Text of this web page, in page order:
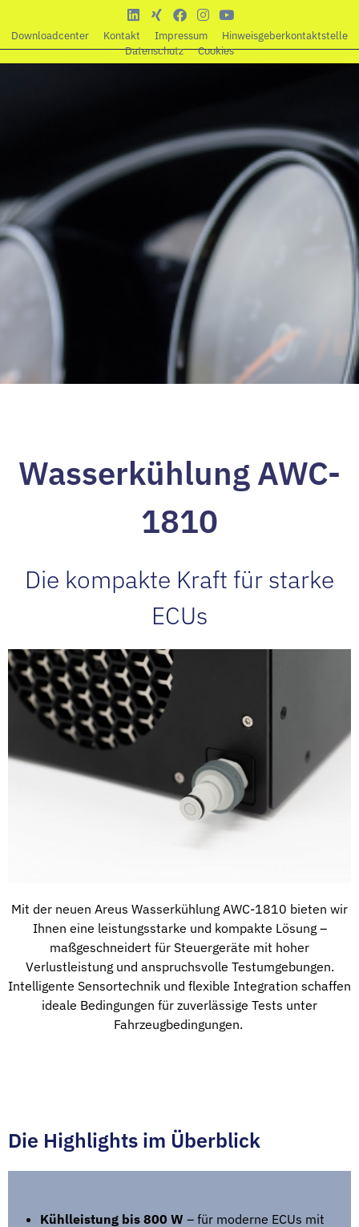
Downloadcenter Kontakt Impressum
Hinweisgeberkontaktstelle
Datenschutz
Cookies
Wasserkühlung AWC-
1810
Die kompakte Kraft für starke
ECUs
Mit der neuen Areus Wasserkühlung AWC-1810 bieten wir
Ihnen eine leistungsstarke und kompakte Lösung –
maßgeschneidert für Steuergeräte mit hoher
Verlustleistung und anspruchsvolle Testumgebungen.
Intelligente Sensortechnik und flexible Integration schaffen
ideale Bedingungen für zuverlässige Tests unter
Fahrzeugbedingungen.
Die Highlights im Überblick
Kühlleistung bis 800 W – für moderne ECUs mit